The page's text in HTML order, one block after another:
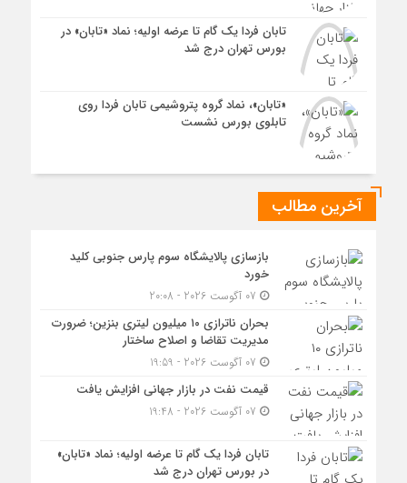
تابان فردا یک گام تا عرضه اولیه؛ نماد «تابان» در
بورس تهران درج شد
«تابان»، نماد گروه پتروشیمی تابان فردا روی
تابلوی بورس نشست
آخرین مطالب
بازسازی پالایشگاه سوم پارس جنوبی کلید
خورد
بحران ناترازی ۱۰ میلیون لیتری بنزین؛ ضرورت
مدیریت تقاضا و اصلاح ساختار
قیمت نفت در بازار جهانی افزایش یافت
تابان فردا یک گام تا عرضه اولیه؛ نماد «تابان»
در بورس تهران درج شد